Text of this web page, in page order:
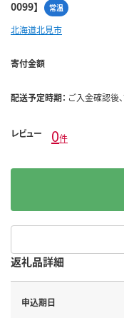
0099】
常温
北海道北見市
寄付金額
配送予定時期： ご入金確認後
レビュー 0件
返礼品詳細
申込期日